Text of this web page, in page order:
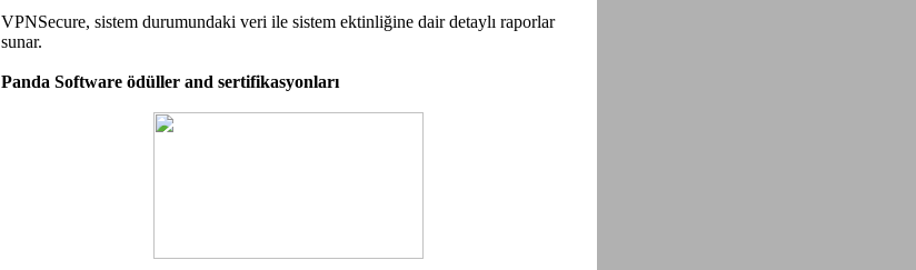
VPNSecure, sistem durumundaki veri ile sistem ektinliğine dair detaylı raporlar
sunar.
Panda Software ödüller and sertifikasyonları